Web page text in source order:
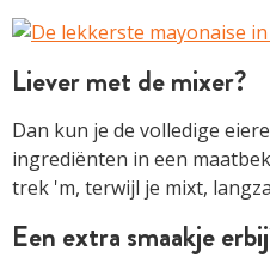
Liever met de mixer?
Dan kun je de volledige
ingrediënten in een
trek 'm, terwijl je mixt,
Een extra smaakje